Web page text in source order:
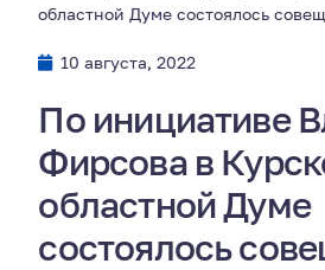
областной Думе состоялось
10 августа, 2022
По инициативе
Фирсова в
областной Думе
состоялось